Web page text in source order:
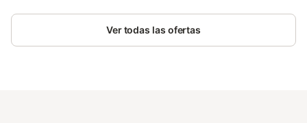
disponible. Disfrute de dos balcones privados en la casa rural,
perfectos para relajarse por la noche. Los enlaces de transporte
público se encuentran a poca distancia a pie. Hay aparcamiento
Ver todas las ofertas